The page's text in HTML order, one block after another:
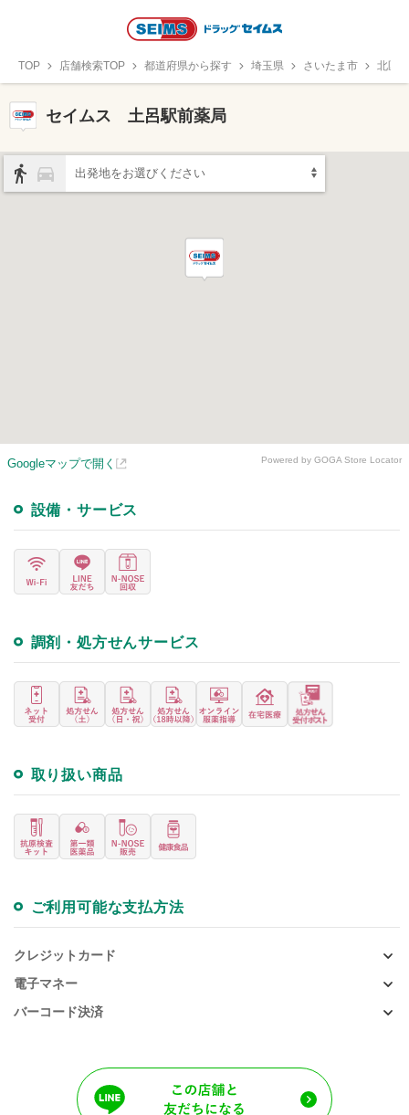
TOP 店舗検索TOP 都道府県から探す 埼玉県 さいたま市 北区
セイムス 土呂駅前薬局
出発地をお選びください
Googleマップで開く Powered by GOGA Store Locator
設備・サービス
調剤・処方せんサービス
取り扱い商品
ご利用可能な支払方法
クレジットカード
電子マネー
バーコード決済